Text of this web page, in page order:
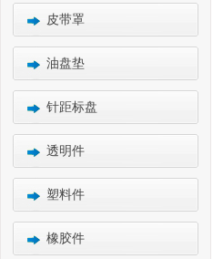
皮带罩
油盘垫
针距标盘
透明件
塑料件
橡胶件